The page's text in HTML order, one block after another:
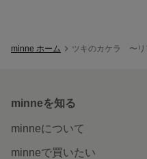
minne ホーム ツキのカケラ 〜リ
minneを知る
minneについて
minneで買いたい